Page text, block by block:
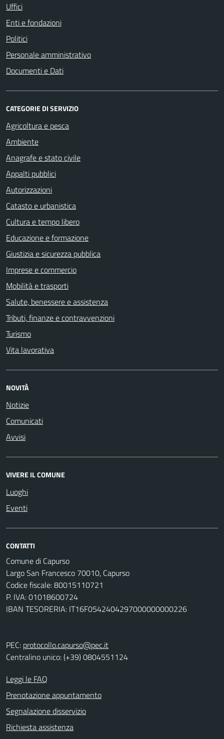
Uffici
Enti e fondazioni
Politici
Personale amministrativo
Documenti e Dati
CATEGORIE DI SERVIZIO
Agricoltura e pesca
Ambiente
Anagrafe e stato civile
Appalti pubblici
Autorizzazioni
Catasto e urbanistica
Cultura e tempo libero
Educazione e formazione
Giustizia e sicurezza pubblica
Imprese e commercio
Mobilità e trasporti
Salute, benessere e assistenza
Tributi, finanze e contravvenzioni
Turismo
Vita lavorativa
NOVITÀ
Notizie
Comunicati
Avvisi
VIVERE IL COMUNE
Luoghi
Eventi
CONTATTI
Comune di Capurso
Largo San Francesco 70010, Capurso
Codice fiscale: 80015110721
P. IVA: 01018600724
IBAN TESORERIA: IT16F0542404297000000000226
PEC: protocollo.capurso@pec.it
Centralino unico: (+39) 0804551124
Leggi le FAQ
Prenotazione appuntamento
Segnalazione disservizio
Richiesta assistenza